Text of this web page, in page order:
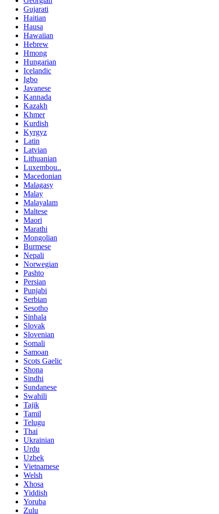
Gujarati
Haitian
Hausa
Hawaiian
Hebrew
Hmong
Hungarian
Icelandic
Igbo
Javanese
Kannada
Kazakh
Khmer
Kurdish
Kyrgyz
Latin
Latvian
Lithuanian
Luxembou..
Macedonian
Malagasy
Malay
Malayalam
Maltese
Maori
Marathi
Mongolian
Burmese
Nepali
Norwegian
Pashto
Persian
Punjabi
Serbian
Sesotho
Sinhala
Slovak
Slovenian
Somali
Samoan
Scots Gaelic
Shona
Sindhi
Sundanese
Swahili
Tajik
Tamil
Telugu
Thai
Ukrainian
Urdu
Uzbek
Vietnamese
Welsh
Xhosa
Yiddish
Yoruba
Zulu